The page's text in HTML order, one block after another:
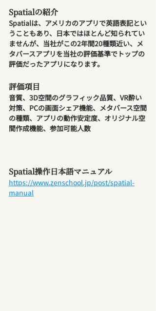
Spatialの紹介
Spatialは、アメリカのアプリで英語表記とい
うこともあり、日本ではほとんど知られてい
ませんが、当社がこの2年間20種類近い、メ
タバースアプリを当社の評価基準でトップの
評価だったアプリになります。
評価項目
音質、3D空間のグラフィック品質、VR酔い
対策、PCの画面シェア機能、メタバース空間
の種類、アプリの動作安定度、オリジナル空
間作成機能、参加可能人数
Spatial操作日本語マニュアル
https://www.zenschool.jp/post/spatial-
manual